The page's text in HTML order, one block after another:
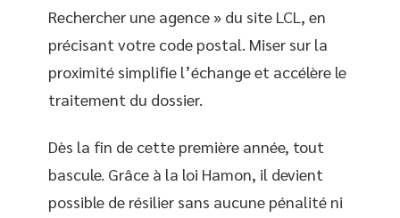
Rechercher une agence » du site LCL, en
précisant votre code postal. Miser sur la
proximité simplifie l’échange et accélère le
traitement du dossier.
Dès la fin de cette première année, tout
bascule. Grâce à la loi Hamon, il devient
possible de résilier sans aucune pénalité ni